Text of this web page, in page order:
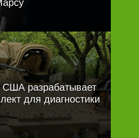
разрабатывает
для диагностики